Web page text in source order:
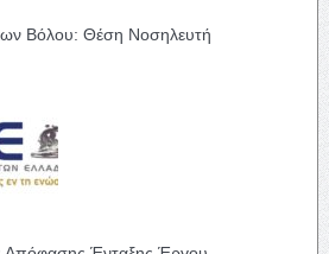
Βόλου: Θέση Νοσηλευτή